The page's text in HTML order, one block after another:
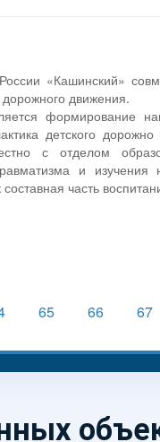
«Кашинский»
движения.
формирование
детского дорожно
с отделом
и
часть
65 66 67